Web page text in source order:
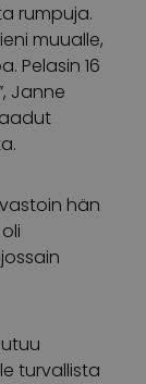
rumpuja.
muualle,
Pelasin 16
Janne
hän
turvallista